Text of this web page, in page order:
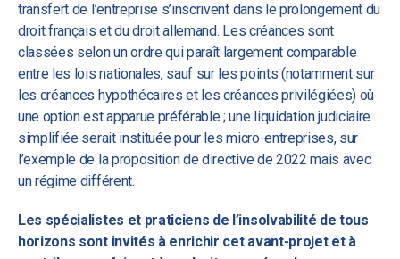
transfert de l’entreprise s’inscrivent dans le prolongement du
droit français et du droit allemand. Les créances sont
classées selon un ordre qui paraît largement comparable
entre les lois nationales, sauf sur les points (notamment sur
les créances hypothécaires et les créances privilégiées) où
une option est apparue préférable ; une liquidation judiciaire
simplifiée serait instituée pour les micro-entreprises, sur
l’exemple de la proposition de directive de 2022 mais avec
un régime différent.
Les spécialistes et praticiens de l’insolvabilité de tous
horizons sont invités à enrichir cet avant-projet et à